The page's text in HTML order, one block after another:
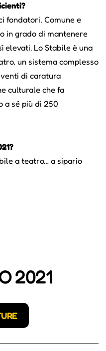
fondatori, Comune e
in grado di mantenere
Lo Stabile è una
un sistema complesso
di caratura
culturale che fa
a sé più di 250
a teatro… a sipario
2021